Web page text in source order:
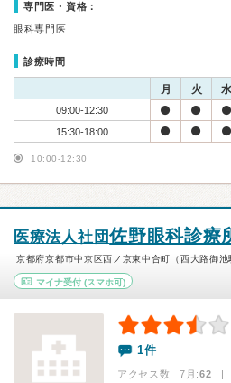
専門医・資格：
眼科専門医
診療時間
月 火 水
09:00-12:30
15:30-18:00
10:00-12:30
医療法人社団佐野眼科診療
京都府京都市中京区西ノ京東中合町（西大路御池
マイナ受付 (スマホ可)
1件
アクセス数 7月:62 |